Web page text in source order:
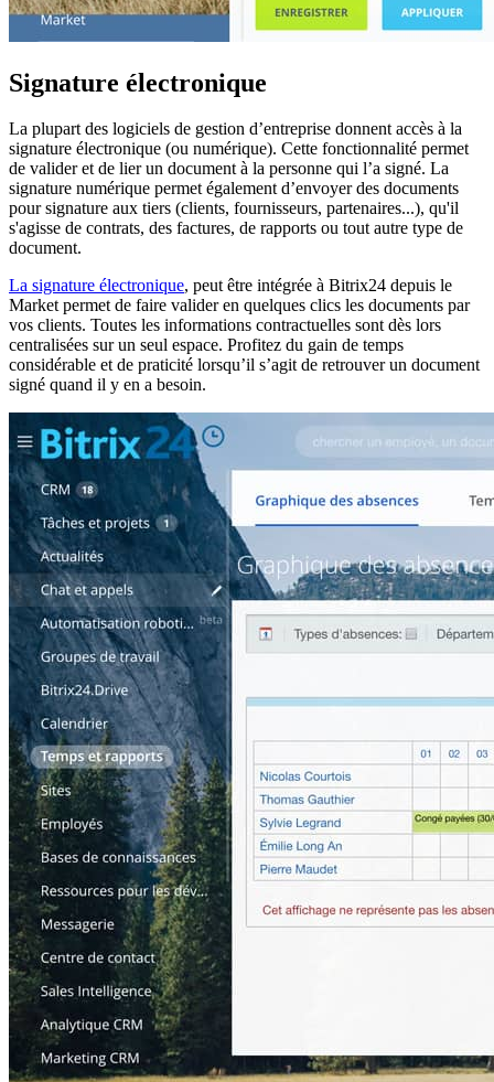
Signature électronique
La plupart des logiciels de gestion d’entreprise donnent accès à la
signature électronique (ou numérique). Cette fonctionnalité permet
de valider et de lier un document à la personne qui l’a signé. La
signature numérique permet également d’envoyer des documents
pour signature aux tiers (clients, fournisseurs, partenaires...), qu'il
s'agisse de contrats, des factures, de rapports ou tout autre type de
document.
La signature électronique, peut être intégrée à Bitrix24 depuis le
Market permet de faire valider en quelques clics les documents par
vos clients. Toutes les informations contractuelles sont dès lors
centralisées sur un seul espace. Profitez du gain de temps
considérable et de praticité lorsqu’il s’agit de retrouver un document
signé quand il y en a besoin.